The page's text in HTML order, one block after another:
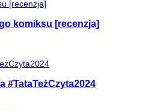
komiksu [recenzja]
#TataTeżCzyta2024